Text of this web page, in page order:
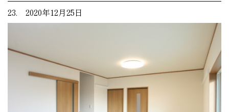
23. 2020年12月25日